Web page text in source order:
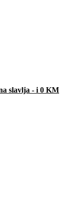
slavlja - i 0 KM